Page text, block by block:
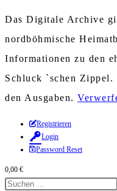
Das Digitale Archive
nordböhmische
Informationen zu den
Schluck `schen
den Ausgaben.
Zum
Inhalt
springen
Registrieren
Login
Password Reset
0,00 €
Diese